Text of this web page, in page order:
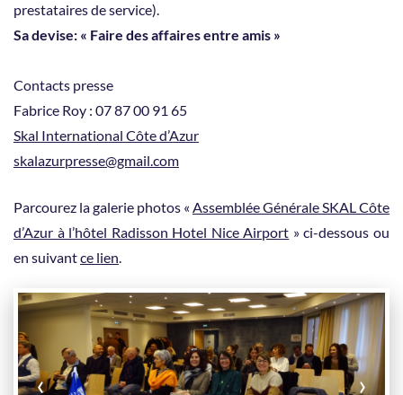
prestataires de service).
Sa devise: « Faire des affaires entre amis »
Contacts presse
Fabrice Roy : 07 87 00 91 65
Skal International Côte d’Azur
skalazurpresse@gmail.com
Parcourez la galerie photos « Assemblée Générale SKAL Côte
d’Azur à l’hôtel Radisson Hotel Nice Airport » ci-dessous ou
en suivantce lien.
‹ ›